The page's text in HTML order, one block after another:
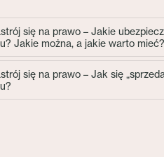
się na prawo – Jakie
Jakie można, a jakie warto mieć?
się na prawo – Jak się